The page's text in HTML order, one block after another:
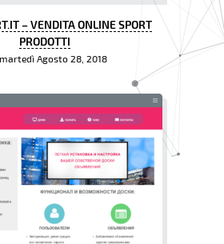
– VENDITA ONLINE SPORT
PRODOTTI
martedì Agosto 28, 2018